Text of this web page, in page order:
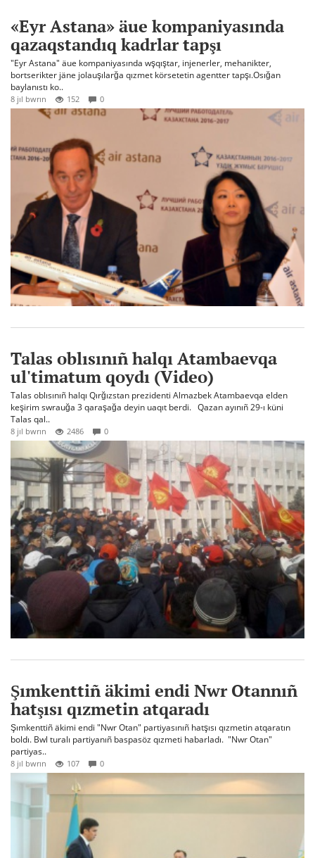
«Eyr Astana» äue kompaniyasında
qazaqstandıq kadrlar tapşı
"Eyr Astana" äue kompaniyasında wşqıştar, injenerler, mehanikter,
bortserikter jäne jolauşılarğa qızmet körsetetin agentter tapşı.Osığan
baylanıstı ko..
8 jıl bwrın 152 0
Talas oblısınıñ halqı Atambaevqa
ul'timatum qoydı (Video)
Talas oblısınıñ halqı Qırğızstan prezidenti Almazbek Atambaevqa elden
keşirim swrauğa 3 qaraşağa deyin uaqıt berdi. Qazan ayınıñ 29-ı küni
Talas qal..
8 jıl bwrın 2486 0
Şımkenttiñ äkimi endi Nwr Otannıñ
hatşısı qızmetin atqaradı
Şımkenttiñ äkimi endi "Nwr Otan" partiyasınıñ hatşısı qızmetin atqaratın
boldı. Bwl turalı partiyanıñ baspasöz qızmeti habarladı. "Nwr Otan"
partiyas..
8 jıl bwrın 107 0